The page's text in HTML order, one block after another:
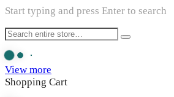
Start typing and press Enter to search
View more
Shopping Cart